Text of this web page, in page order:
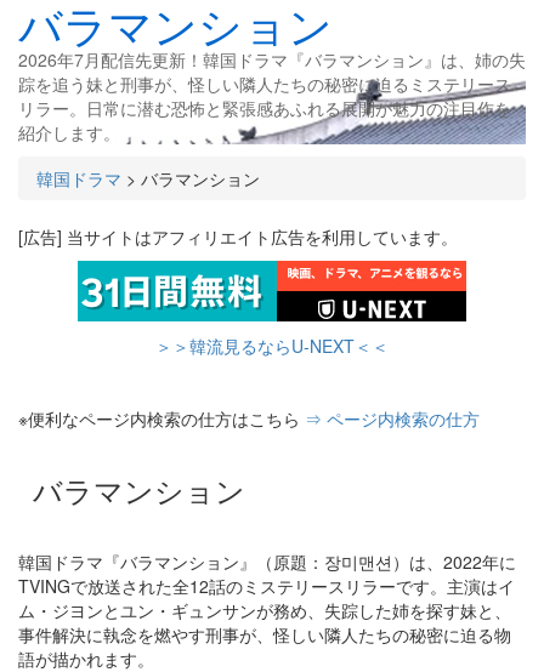
バラマンション
2026年7月配信先更新！韓国ドラマ『バラマンション』は、姉の失
踪を追う妹と刑事が、怪しい隣人たちの秘密に迫るミステリース
リラー。日常に潜む恐怖と緊張感あふれる展開が魅力の注目作を
紹介します。
韓国ドラマ > バラマンション
[広告] 当サイトはアフィリエイト広告を利用しています。
＞＞韓流見るならU-NEXT＜＜
※便利なページ内検索の仕方はこちら ⇒ ページ内検索の仕方
バラマンション
韓国ドラマ『バラマンション』（原題：장미맨션）は、2022年に
TVINGで放送された全12話のミステリースリラーです。主演はイ
ム・ジヨンとユン・ギュンサンが務め、失踪した姉を探す妹と、
事件解決に執念を燃やす刑事が、怪しい隣人たちの秘密に迫る物
語が描かれます。